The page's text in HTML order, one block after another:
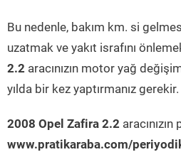
Bu nedenle, bakım km. si
uzatmak ve yakıt israfını
2.2 aracınızın motor yağ
yılda bir kez yaptırmanız gerekir.
2008 Opel Zafira 2.2
www.pratikaraba.com/